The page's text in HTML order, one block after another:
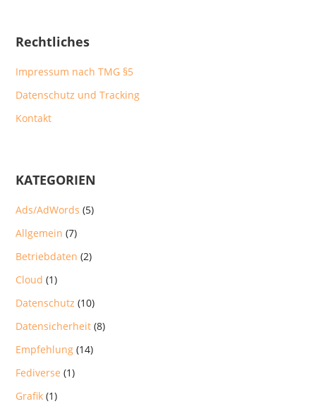
Rechtliches
Impressum nach TMG §5
Datenschutz und Tracking
Kontakt
KATEGORIEN
Ads/AdWords (5)
Allgemein (7)
Betriebdaten (2)
Cloud (1)
Datenschutz (10)
Datensicherheit (8)
Empfehlung (14)
Fediverse (1)
Grafik (1)